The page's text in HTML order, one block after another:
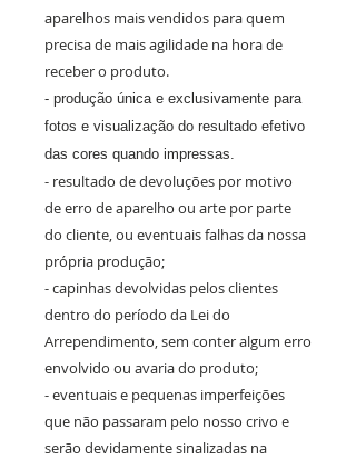
aparelhos mais vendidos para quem
precisa de mais agilidade na hora de
receber o produto.
- produção única e exclusivamente para
fotos e visualização do resultado efetivo
das cores quando impressas.
- resultado de devoluções por motivo
de erro de aparelho ou arte por parte
do cliente, ou eventuais falhas da nossa
própria produção;
- capinhas devolvidas pelos clientes
dentro do período da Lei do
Arrependimento, sem conter algum erro
envolvido ou avaria do produto;
- eventuais e pequenas imperfeições
que não passaram pelo nosso crivo e
serão devidamente sinalizadas na